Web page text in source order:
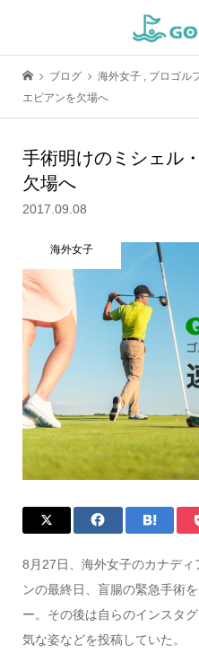
ブログ 海外女子 , プロゴル
エビアンを欠場へ
手術明けのミシェル
欠場へ
2017.09.08
海外女子
8月27日、海外女子のカナデ
ンの最終日、盲腸の緊急手術
ー。その後は自らのインスタ
気な姿などを投稿していた。